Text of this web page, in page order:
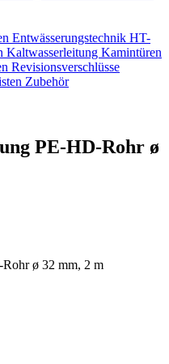
Entwässerungstechnik HT-
Kaltwasserleitung Kamintüren
Revisionsverschlüsse
Zubehör
PE-HD-Rohr ø